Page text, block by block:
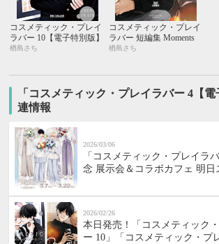
コスメティック・プレイ
ラバー 10【電子特別版】
楢島さち
コスメティック・プレイ
ラバー 短編集 Moments
楢島さち
「コスメティック・プレイラバー 4【
連情報
2026/03/06
「コスメティック・プレイラ
念 展示会＆コラボカフェ 明日
2026/02/26
本日発売！「コスメティック
ー 10」「コスメティック・プ